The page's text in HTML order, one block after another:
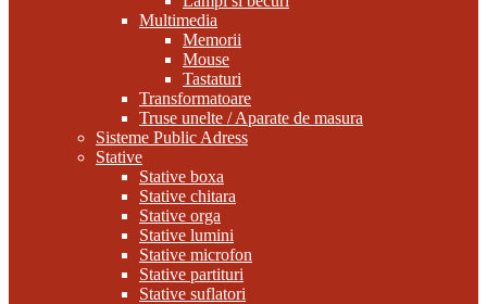
Multimedia
Memorii
Mouse
Tastaturi
Transformatoare
Truse unelte / Aparate de masura
Sisteme Public Adress
Stative
Stative boxa
Stative chitara
Stative orga
Stative lumini
Stative microfon
Stative partituri
Stative suflatori